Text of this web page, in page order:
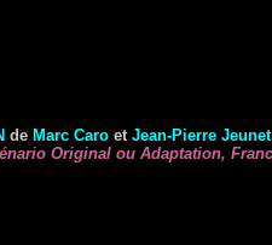
de Marc Caro et Jean-Pierre Jeunet
Original ou Adaptation,